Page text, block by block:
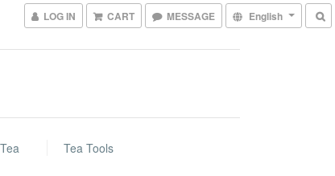
LOG IN CART MESSAGE English
Tea Tools